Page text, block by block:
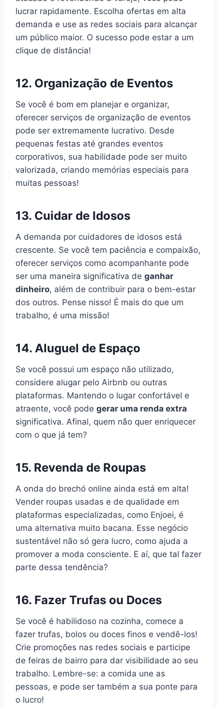
lucrar rapidamente. Escolha ofertas em alta
demanda e use as redes sociais para alcançar
um público maior. O sucesso pode estar a um
clique de distância!
12. Organização de Eventos
Se você é bom em planejar e organizar,
oferecer serviços de organização de eventos
pode ser extremamente lucrativo. Desde
pequenas festas até grandes eventos
corporativos, sua habilidade pode ser muito
valorizada, criando memórias especiais para
muitas pessoas!
13. Cuidar de Idosos
A demanda por cuidadores de idosos está
crescente. Se você tem paciência e compaixão,
oferecer serviços como acompanhante pode
ser uma maneira significativa de ganhar
dinheiro, além de contribuir para o bem-estar
dos outros. Pense nisso! É mais do que um
trabalho, é uma missão!
14. Aluguel de Espaço
Se você possui um espaço não utilizado,
considere alugar pelo Airbnb ou outras
plataformas. Mantendo o lugar confortável e
atraente, você pode gerar uma renda extra
significativa. Afinal, quem não quer enriquecer
com o que já tem?
15. Revenda de Roupas
A onda do brechó online ainda está em alta!
Vender roupas usadas e de qualidade em
plataformas especializadas, como Enjoei, é
uma alternativa muito bacana. Esse negócio
sustentável não só gera lucro, como ajuda a
promover a moda consciente. E aí, que tal fazer
parte dessa tendência?
16. Fazer Trufas ou Doces
Se você é habilidoso na cozinha, comece a
fazer trufas, bolos ou doces finos e vendê-los!
Crie promoções nas redes sociais e participe
de feiras de bairro para dar visibilidade ao seu
trabalho. Lembre-se: a comida une as
pessoas, e pode ser também a sua ponte para
o lucro!